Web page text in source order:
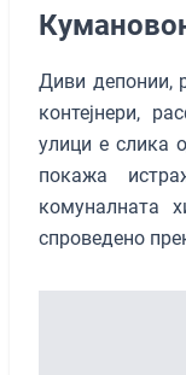
Диви депонии,
контејнери,
улици е слика
покажа
комуналната
спроведено